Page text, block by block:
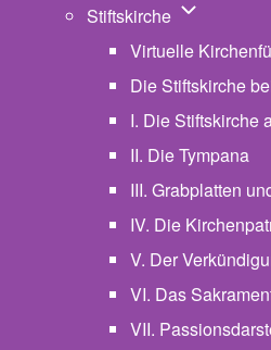
Stiftskirche
Virtuelle
Die Stiftskirche
I. Die Stiftskirche
II. Die Tympana
III. Grabplatten
IV. Die
V. Der
VI. Das
VII.